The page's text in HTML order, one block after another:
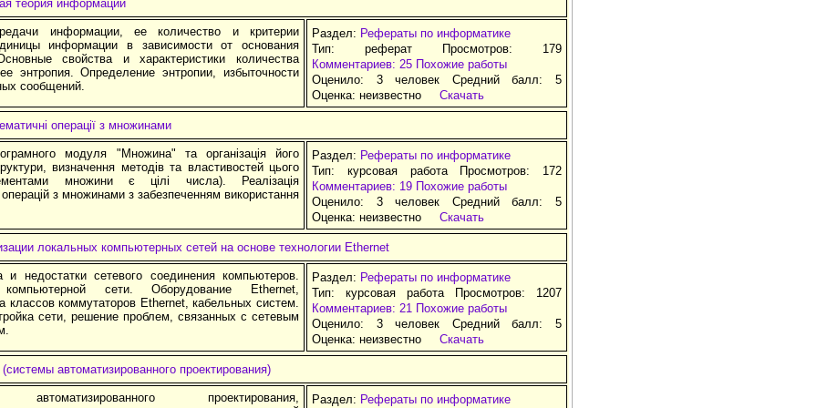
теория информации
информации, ее количество и критерии
информации в зависимости от основания
свойства и характеристики количества
энтропия. Определение энтропии, избыточности
сообщений.
Раздел: Рефераты по информатике
Тип: реферат Просмотров: 179
Комментариев: 25 Похожие работы
Оценило: 3 человек Средний балл: 5
Оценка: неизвестно Скачать
операції з множинами
модуля "Множина" та організація його
визначення методів та властивостей цього
множини є цілі числа). Реалізація
з множинами з забезпеченням використання
Раздел: Рефераты по информатике
Тип: курсовая работа Просмотров: 172
Комментариев: 19 Похожие работы
Оценило: 3 человек Средний балл: 5
Оценка: неизвестно Скачать
локальных компьютерных сетей на основе технологии Ethernet
и недостатки сетевого соединения компьютеров.
сети. Оборудование Ethernet,
классов коммутаторов Ethernet, кабельных систем.
сети, решение проблем, связанных с сетевым
Раздел: Рефераты по информатике
Тип: курсовая работа Просмотров: 1207
Комментариев: 21 Похожие работы
Оценило: 3 человек Средний балл: 5
Оценка: неизвестно Скачать
автоматизированного проектирования)
автоматизированного проектирования,
Раздел: Рефераты по информатике